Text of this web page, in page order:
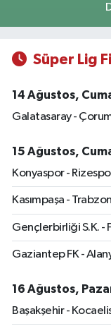
Süper Lig
14 Ağustos,
Galatasaray -
15 Ağustos,
Konyaspor -
Kasımpaşa -
Gençlerbirliği S.K. -
Gaziantep FK -
16 Ağustos,
Başakşehir -